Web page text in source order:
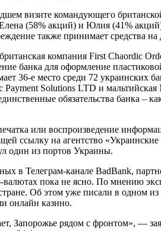
визите командующего
(58% акций) и Юлия (41%
также принимает средства
компания First Chaordic
банка для оформление
36-е место среди 72
Payment Solutions LTD и
обязательства банка
или воспроизведение
ссылку на агентство
один из портов Украины.
в Телеграм-канале BadBank,
пока не ясно. По мнению
Об этом уже писали в одном
онлайн казино.
Запорожье рядом с фронтом», —